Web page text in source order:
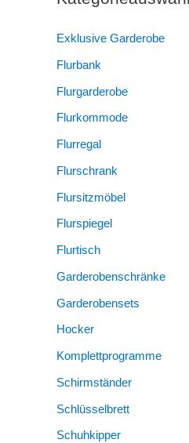
Exklusive Garderobe
Flurbank
Flurgarderobe
Flurkommode
Flurregal
Flurschrank
Flursitzmöbel
Flurspiegel
Flurtisch
Garderobenschränke
Garderobensets
Hocker
Komplettprogramme
Schirmständer
Schlüsselbrett
Schuhkipper